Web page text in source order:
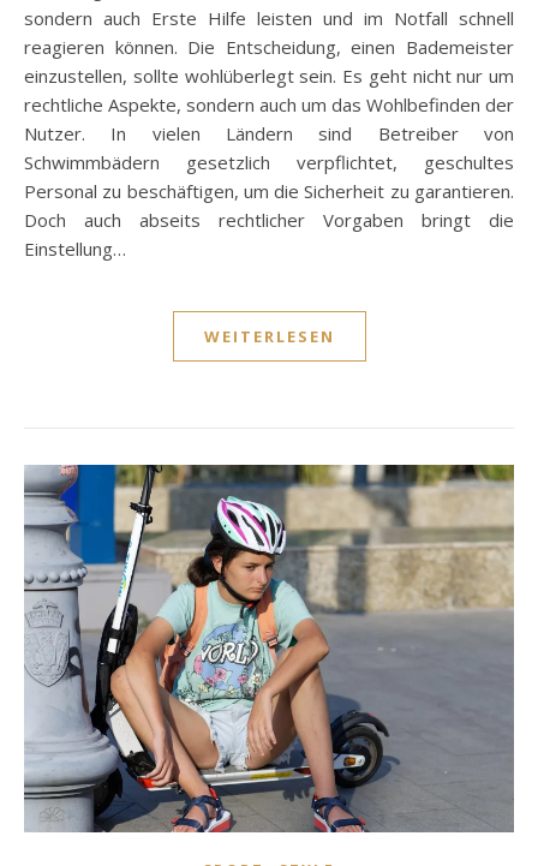
sondern auch Erste Hilfe leisten und im Notfall schnell
reagieren können. Die Entscheidung, einen Bademeister
einzustellen, sollte wohlüberlegt sein. Es geht nicht nur um
rechtliche Aspekte, sondern auch um das Wohlbefinden der
Nutzer. In vielen Ländern sind Betreiber von
Schwimmbädern gesetzlich verpflichtet, geschultes
Personal zu beschäftigen, um die Sicherheit zu garantieren.
Doch auch abseits rechtlicher Vorgaben bringt die
Einstellung…
WEITERLESEN